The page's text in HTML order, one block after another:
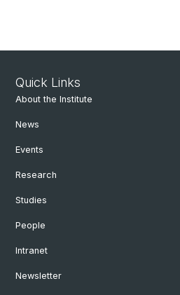
Quick Links
About the Institute
News
Events
Research
Studies
People
Intranet
Newsletter